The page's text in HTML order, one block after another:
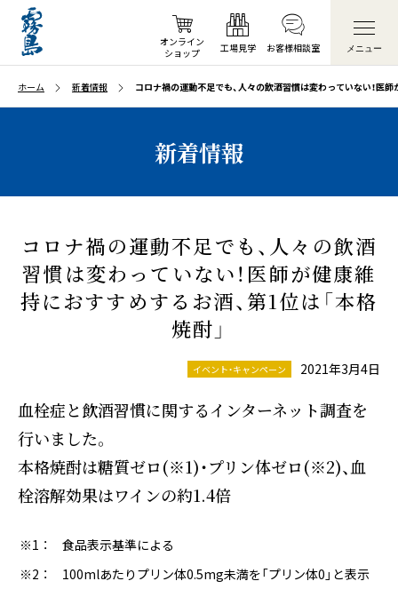
オンライン
ショップ
工場見学 お客様相談室 メニュー
ホーム 新着情報 コロナ禍の運動不足でも、人々の飲酒習慣は変わっていない！医
新着情報
コロナ禍の運動不足でも、人々の飲酒
習慣は変わっていない！医師が健康維
持におすすめするお酒、第1位は「本格
焼酎」
イベント・キャンペーン 2021年3月4日
血栓症と飲酒習慣に関するインターネット調査を
行いました。
本格焼酎は糖質ゼロ(※1)・プリン体ゼロ(※2)、血
栓溶解効果はワインの約1.4倍
食品表示基準による
100mlあたりプリン体0.5mg未満を「プリン体0」と表示